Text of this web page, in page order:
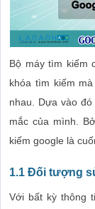
Bộ máy tìm kiếm
khóa tìm kiếm
nhau. Dựa vào
mắc của mình.
kiếm google là
1.1 Đối tượng
Với bất kỳ thông